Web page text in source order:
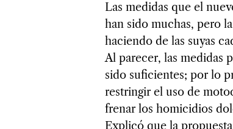
Las medidas que el
han sido muchas, pero
haciendo de las suyas
Al parecer, las medidas
sido suficientes; por lo
restringir el uso de
frenar los homicidios
Explicó que la